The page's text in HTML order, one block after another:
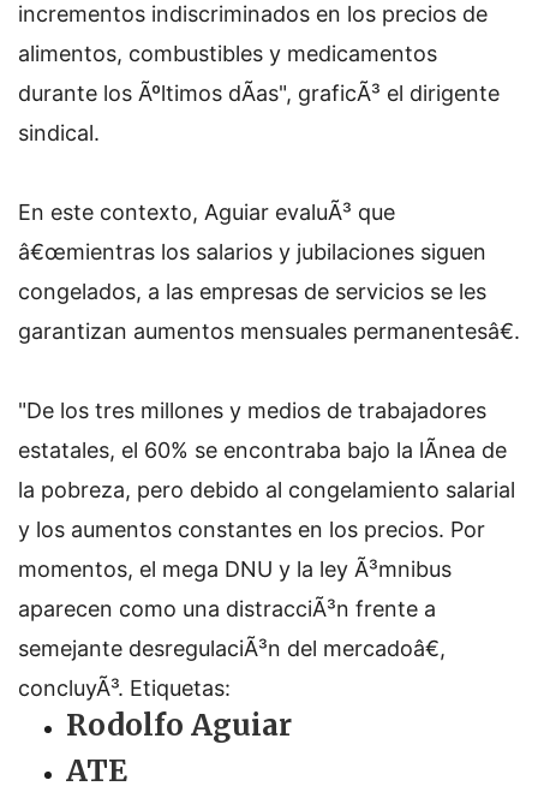
incrementos indiscriminados en los precios de
alimentos, combustibles y medicamentos
durante los Ãºltimos dÃ­as", graficÃ³ el dirigente
sindical.
En este contexto, Aguiar evaluÃ³ que
â€œmientras los salarios y jubilaciones siguen
congelados, a las empresas de servicios se les
garantizan aumentos mensuales permanentesâ€.
"De los tres millones y medios de trabajadores
estatales, el 60% se encontraba bajo la lÃ­nea de
la pobreza, pero debido al congelamiento salarial
y los aumentos constantes en los precios. Por
momentos, el mega DNU y la ley Ã³mnibus
aparecen como una distracciÃ³n frente a
semejante desregulaciÃ³n del mercadoâ€,
concluyÃ³. Etiquetas:
Rodolfo Aguiar
ATE